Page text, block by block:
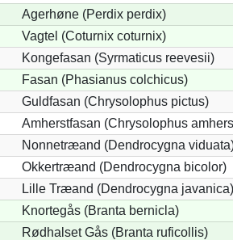
Agerhøne (Perdix perdix)
Vagtel (Coturnix coturnix)
Kongefasan (Syrmaticus reevesii)
Fasan (Phasianus colchicus)
Guldfasan (Chrysolophus pictus)
Amherstfasan (Chrysolophus
Nonnetræand (Dendrocygna
Okkertræand (Dendrocygna bicolor)
Lille Træand (Dendrocygna javanica)
Knortegås (Branta bernicla)
Rødhalset Gås (Branta ruficollis)